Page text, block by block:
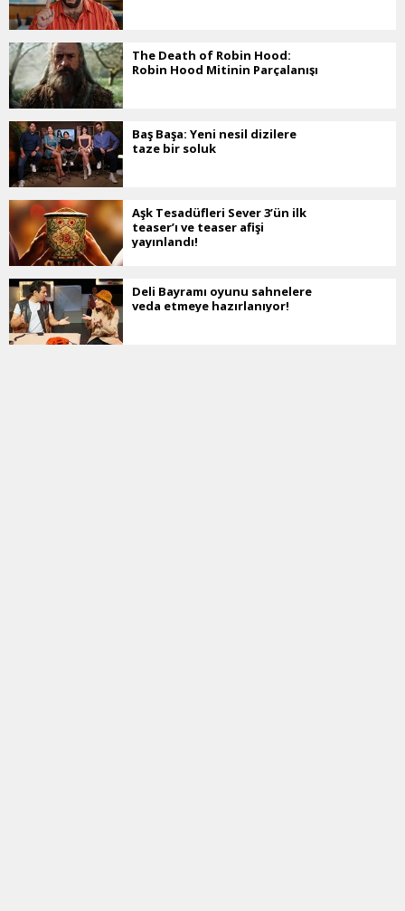
The Death of Robin Hood:
Robin Hood Mitinin Parçalanışı
Baş Başa: Yeni nesil dizilere
taze bir soluk
Aşk Tesadüfleri Sever 3’ün ilk
teaser’ı ve teaser afişi
yayınlandı!
Deli Bayramı oyunu sahnelere
veda etmeye hazırlanıyor!